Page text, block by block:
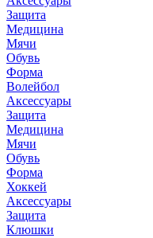
Защита
Медицина
Мячи
Обувь
Форма
Волейбол
Аксессуары
Защита
Медицина
Мячи
Обувь
Форма
Хоккей
Аксессуары
Защита
Клюшки